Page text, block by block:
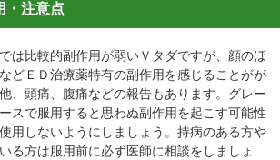
・注意点
は比較的副作用が弱いＶタダですが、顔のほ
どＥＤ治療薬特有の副作用を感じることがが
、頭痛、腹痛などの報告もあります。グレー
スで服用すると思わぬ副作用を起こす可能性
用しないようにしましょう。持病のある方や
る方は服用前に必ず医師に相談をしましょ